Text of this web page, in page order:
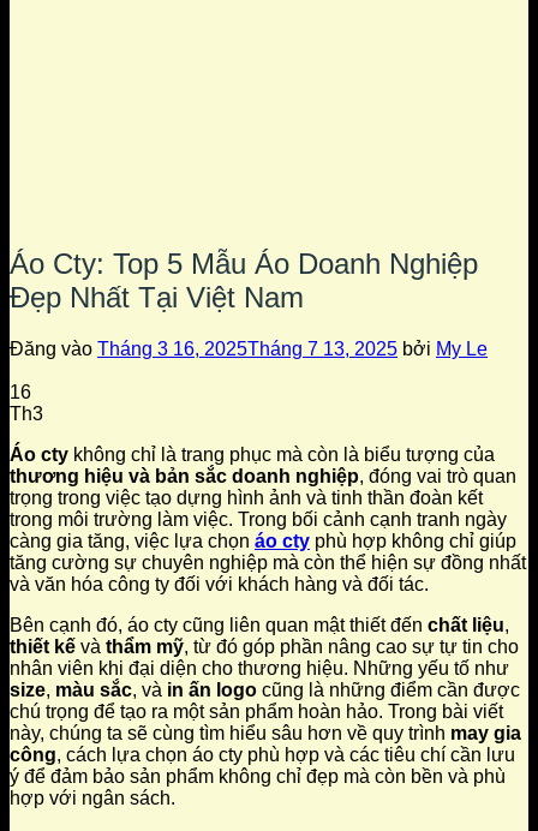
Áo Cty: Top 5 Mẫu Áo Doanh Nghiệp
Đẹp Nhất Tại Việt Nam
Đăng vào Tháng 3 16, 2025Tháng 7 13, 2025 bởi My Le
16
Th3
Áo cty không chỉ là trang phục mà còn là biểu tượng của
thương hiệu và bản sắc doanh nghiệp, đóng vai trò quan
trọng trong việc tạo dựng hình ảnh và tinh thần đoàn kết
trong môi trường làm việc. Trong bối cảnh cạnh tranh ngày
càng gia tăng, việc lựa chọn áo cty phù hợp không chỉ giúp
tăng cường sự chuyên nghiệp mà còn thể hiện sự đồng nhất
và văn hóa công ty đối với khách hàng và đối tác.
Bên cạnh đó, áo cty cũng liên quan mật thiết đến chất liệu,
thiết kế và thẩm mỹ, từ đó góp phần nâng cao sự tự tin cho
nhân viên khi đại diện cho thương hiệu. Những yếu tố như
size, màu sắc, và in ấn logo cũng là những điểm cần được
chú trọng để tạo ra một sản phẩm hoàn hảo. Trong bài viết
này, chúng ta sẽ cùng tìm hiểu sâu hơn về quy trình may gia
công, cách lựa chọn áo cty phù hợp và các tiêu chí cần lưu
ý để đảm bảo sản phẩm không chỉ đẹp mà còn bền và phù
hợp với ngân sách.